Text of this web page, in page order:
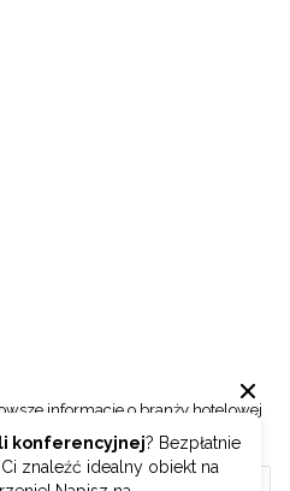
konferencyjnej? Bezpłatnie
znaleźć idealny obiekt na
informacje o branży hotelowej